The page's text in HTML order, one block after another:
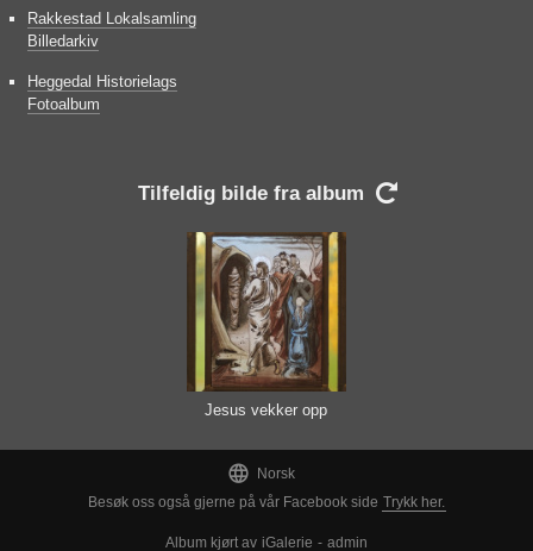
Rakkestad Lokalsamling
Billedarkiv
Heggedal Historielags
Fotoalbum
Tilfeldig bilde fra album 
Jesus vekker opp

Norsk
Besøk oss også gjerne på vår Facebook side
Trykk her.
Album kjørt av iGalerie - admin